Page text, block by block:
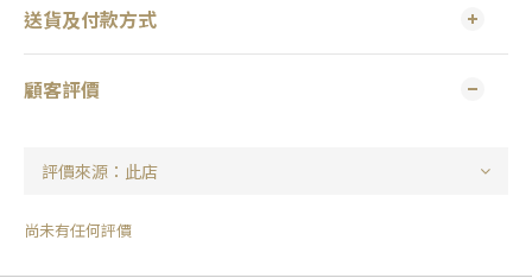
送貨及付款方式
顧客評價
尚未有任何評價